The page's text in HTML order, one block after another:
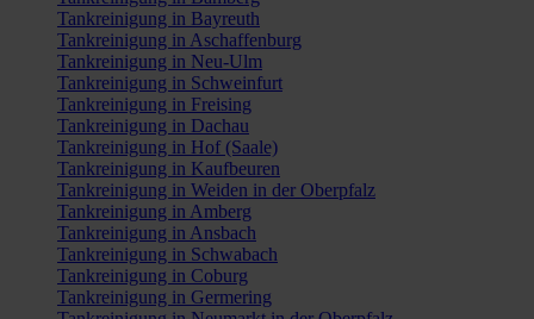
Tankreinigung in Bayreuth
Tankreinigung in Aschaffenburg
Tankreinigung in Neu-Ulm
Tankreinigung in Schweinfurt
Tankreinigung in Freising
Tankreinigung in Dachau
Tankreinigung in Hof (Saale)
Tankreinigung in Kaufbeuren
Tankreinigung in Weiden in der Oberpfalz
Tankreinigung in Amberg
Tankreinigung in Ansbach
Tankreinigung in Schwabach
Tankreinigung in Coburg
Tankreinigung in Germering